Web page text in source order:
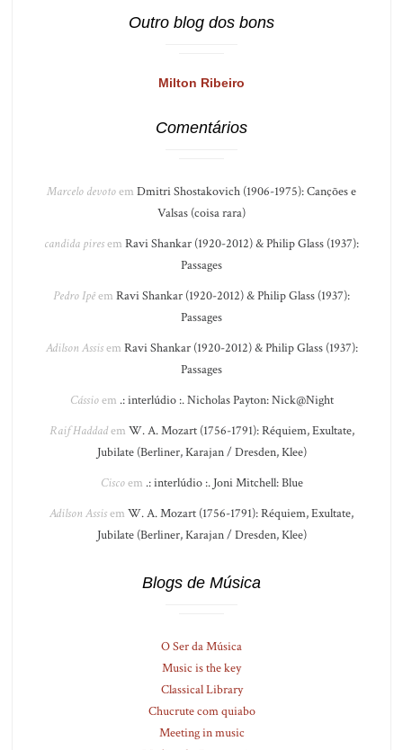
Outro blog dos bons
Milton Ribeiro
Comentários
Marcelo devotoem Dmitri Shostakovich (1906-1975): Canções e
Valsas (coisa rara)
candida piresem Ravi Shankar (1920-2012) & Philip Glass (1937):
Passages
Pedro Ipêem Ravi Shankar (1920-2012) & Philip Glass (1937):
Passages
Adilson Assisem Ravi Shankar (1920-2012) & Philip Glass (1937):
Passages
Cássioem .: interlúdio :. Nicholas Payton: Nick@Night
Raif Haddadem W. A. Mozart (1756-1791): Réquiem, Exultate,
Jubilate (Berliner, Karajan / Dresden, Klee)
Ciscoem .: interlúdio :. Joni Mitchell: Blue
Adilson Assisem W. A. Mozart (1756-1791): Réquiem, Exultate,
Jubilate (Berliner, Karajan / Dresden, Klee)
Blogs de Música
O Ser da Música
Music is the key
Classical Library
Chucrute com quiabo
Meeting in music